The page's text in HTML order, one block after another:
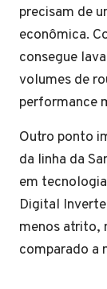
precisam de
econômica.
consegue
volumes de
performance
Outro ponto
da linha da
em
Digital
menos atrito,
comparado a